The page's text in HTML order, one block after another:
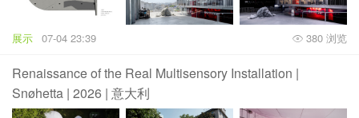
展示 07-04 23:39 380 浏览
Renaissance of the Real Multisensory Installation |
Snøhetta | 2026 | 意大利